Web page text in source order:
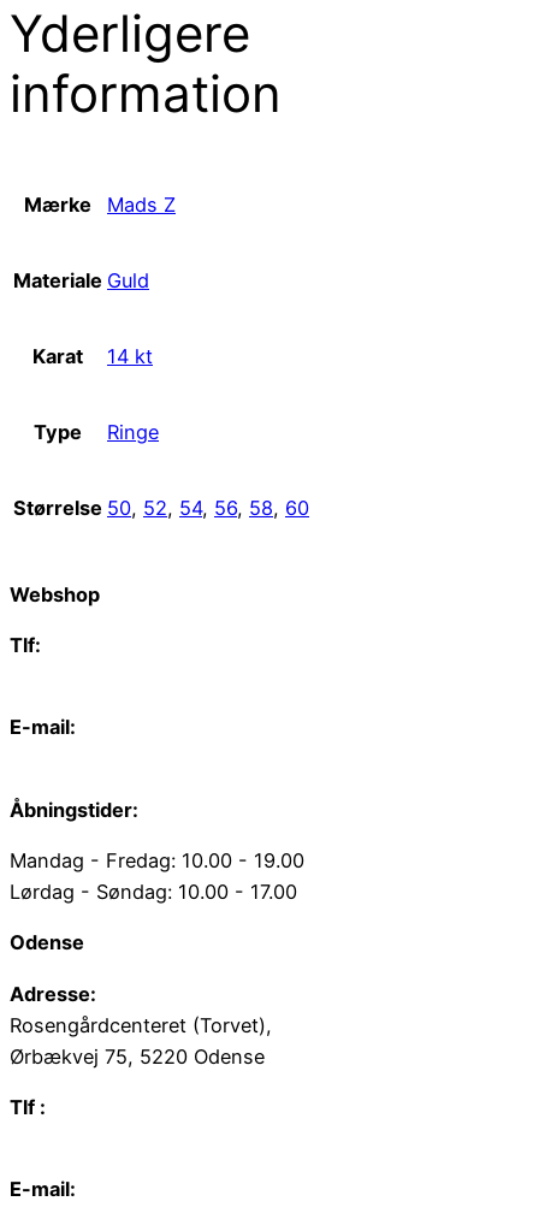
Yderligere
information
Mærke Mads Z
Materiale Guld
Karat 14 kt
Type Ringe
Størrelse 50, 52, 54, 56, 58, 60
Webshop
Tlf:
E-mail:
Åbningstider:
Mandag - Fredag: 10.00 - 19.00
Lørdag - Søndag: 10.00 - 17.00
Odense
Adresse:
Rosengårdcenteret (Torvet),
Ørbækvej 75, 5220 Odense
Tlf :
E-mail: